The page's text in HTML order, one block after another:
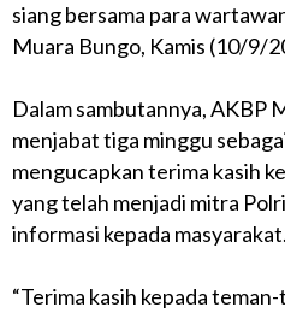
siang bersama para
Muara Bungo, Kamis (10/9/
Dalam sambutannya, AKBP
menjabat tiga minggu
mengucapkan terima kasih
yang telah menjadi mitra
informasi kepada masyarakat.
“Terima kasih kepada